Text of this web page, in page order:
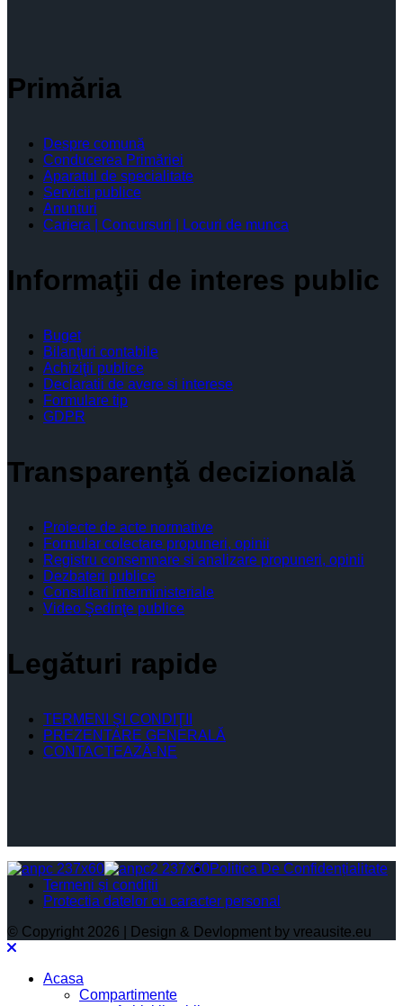
Primăria
Despre comună
Conducerea Primăriei
Aparatul de specialitate
Servicii publice
Anunturi
Cariera | Concursuri | Locuri de munca
Informaţii de interes public
Buget
Bilanţuri contabile
Achiziţii publice
Declaratii de avere si interese
Formulare tip
GDPR
Transparenţă decizională
Proiecte de acte normative
Formular colectare propuneri, opinii
Registru consemnare si analizare propuneri, opinii
Dezbateri publice
Consultari interministeriale
Video Şedinţe publice
Legături rapide
TERMENI ŞI CONDIŢII
PREZENTARE GENERALĂ
CONTACTEAZĂ-NE
Politica De Confidențialitate
Termeni și condiții
Protectia datelor cu caracter personal
© Copyright 2026 | Design & Devlopment by vreausite.eu
Acasa
Compartimente